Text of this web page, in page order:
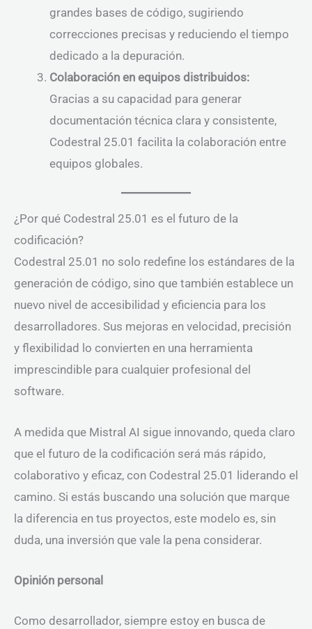
grandes bases de código, sugiriendo
correcciones precisas y reduciendo el tiempo
dedicado a la depuración.
Colaboración en equipos distribuidos:
Gracias a su capacidad para generar
documentación técnica clara y consistente,
Codestral 25.01 facilita la colaboración entre
equipos globales.
¿Por qué Codestral 25.01 es el futuro de la
codificación?
Codestral 25.01 no solo redefine los estándares de la
generación de código, sino que también establece un
nuevo nivel de accesibilidad y eficiencia para los
desarrolladores. Sus mejoras en velocidad, precisión
y flexibilidad lo convierten en una herramienta
imprescindible para cualquier profesional del
software.
A medida que Mistral AI sigue innovando, queda claro
que el futuro de la codificación será más rápido,
colaborativo y eficaz, con Codestral 25.01 liderando el
camino. Si estás buscando una solución que marque
la diferencia en tus proyectos, este modelo es, sin
duda, una inversión que vale la pena considerar.
Opinión personal
Como desarrollador, siempre estoy en busca de